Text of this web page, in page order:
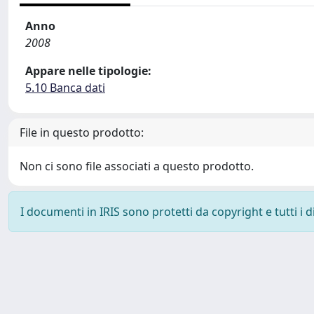
Anno
2008
Appare nelle tipologie:
5.10 Banca dati
File in questo prodotto:
Non ci sono file associati a questo prodotto.
I documenti in IRIS sono protetti da copyright e tutti i